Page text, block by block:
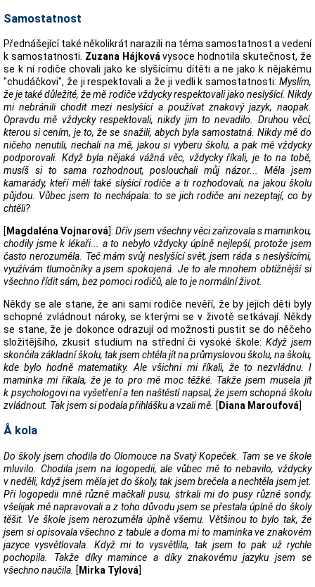
Samostatnost
Přednášející také několikrát narazili na téma samostatnost a vedení
k samostatnosti. Zuzana Hájková vysoce hodnotila skutečnost, že
se k ní rodiče chovali jako ke slyšícímu dítěti a ne jako k nějakému
"chudáčkovi", že ji respektovali a že ji vedli k samostatnosti: Myslím,
že je také důležité, že mě rodiče vždycky respektovali jako neslyšící. Nikdy
mi nebránili chodit mezi neslyšící a používat znakový jazyk, naopak.
Opravdu mě vždycky respektovali, nikdy jim to nevadilo. Druhou věcí,
kterou si cením, je to, že se snažili, abych byla samostatná. Nikdy mě do
ničeho nenutili, nechali na mě, jakou si vyberu školu, a pak mě vždycky
podporovali. Když byla nějaká vážná věc, vždycky říkali, je to na tobě,
musíš si to sama rozhodnout, poslouchali můj názor... Měla jsem
kamarády, kteří měli také slyšící rodiče a ti rozhodovali, na jakou školu
půjdou. Vůbec jsem to nechápala: to se jich rodiče ani nezeptají, co by
chtěli?
[ Magdaléna Vojnarová]: Dřív jsem všechny věci zařizovala s maminkou,
chodily jsme k lékaři... a to nebylo vždycky úplně nejlepší, protože jsem
často nerozuměla. Teč mám svůj neslyšící svět, jsem ráda s neslyšícími,
využívám tlumočníky a jsem spokojená. Je to ale mnohem obtížnější si
všechno řídit sám, bez pomoci rodičů, ale to je normální život.
Někdy se ale stane, že ani sami rodiče nevěří, že by jejich děti byly
schopné zvládnout nároky, se kterými se v životě setkávají. Někdy
se stane, že je dokonce odrazují od možnosti pustit se do něčeho
složitějšího, zkusit studium na střední či vysoké škole:Když jsem
skončila základní školu, tak jsem chtěla jít na průmyslovou školu, na školu,
kde bylo hodně matematiky. Ale všichni mi říkali, že to nezvládnu. I
maminka mi říkala, že je to pro mě moc těžké. Takže jsem musela jít
k psychologovi na vyšetření a ten naštěstí napsal, že jsem schopná školu
zvládnout. Tak jsem si podala přihlášku a vzali mě. [ Diana Maroufová]
Å kola
Do školy jsem chodila do Olomouce na Svatý Kopeček. Tam se ve škole
mluvilo. Chodila jsem na logopedii, ale vůbec mě to nebavilo, vždycky
v neděli, když jsem měla jet do školy, tak jsem brečela a nechtěla jsem jet.
Při logopedii mně různě mačkali pusu, strkali mi do pusy různé sondy,
všelijak mě napravovali a z toho důvodu jsem se přestala úplně do školy
těšit. Ve škole jsem nerozuměla úplně všemu. Většinou to bylo tak, že
jsem si opisovala všechno z tabule a doma mi to maminka ve znakovém
jazyce vysvětlovala. Když mi to vysvětlila, tak jsem to pak už rychle
pochopila. Takže díky mamince a díky znakovému jazyku jsem se
všechno naučila. [ Mirka Tylová]